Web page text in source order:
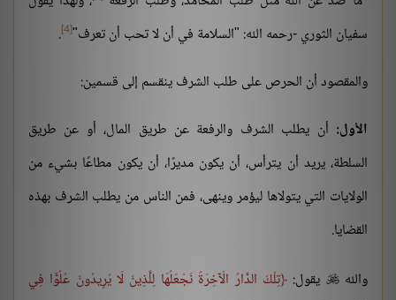
سفيان الثوري -رحمه الله: "السلامة في أن لا تحب أن تعرف"[4]
.
والمقصود أن الحرص على طلب الشرف ينقسم إلى قسمين:
الأول: أن يطلب الشرف والرفعة عن طريق المال، أو عن طريق
السلطة، يريد أن يترأس، أن يكون مديرًا، أن يكون مطاعًا بشيء من
الولايات التي يتولاها ليؤمر وينهى، فمن الناس من يطلب الشرف بهذه
القضايا.
والله يقول: تِلْكَ الدَّارُ الْآخِرَةُ نَجْعَلُهَا لِلَّذِينَ لَا يُرِيدُونَ عُلُوًّا فِي